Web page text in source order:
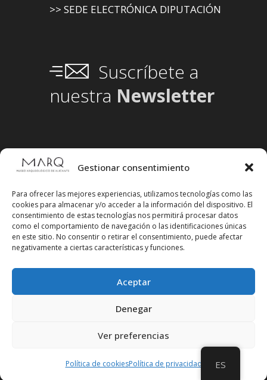
Gestionar consentimiento
Para ofrecer las mejores experiencias, utilizamos tecnologías como las
cookies para almacenar y/o acceder a la información del dispositivo. El
consentimiento de estas tecnologías nos permitirá procesar datos
como el comportamiento de navegación o las identificaciones únicas
en este sitio. No consentir o retirar el consentimiento, puede afectar
negativamente a ciertas características y funciones.
Aceptar
Denegar
Ver preferencias
Política de cookiesPolítica de privacidad
>> SEDE ELECTRÓNICA DIPUTACIÓN
Suscríbete a
nuestra Newsletter
Síguenos en redes sociales
ES